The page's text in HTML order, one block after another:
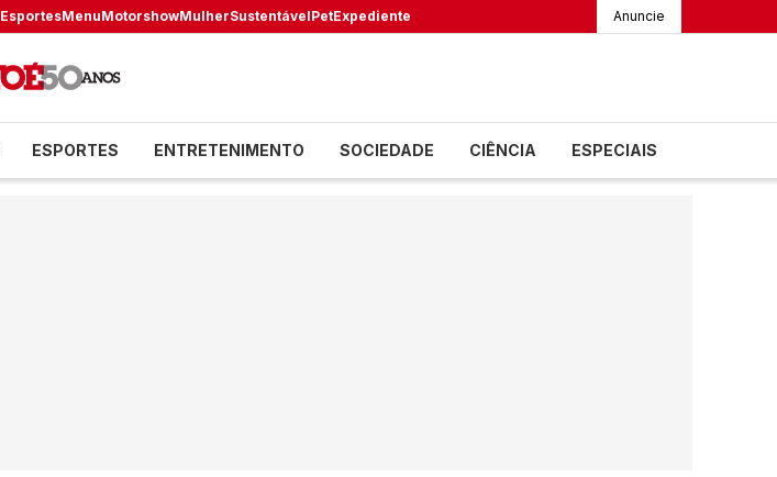
EsportesMenuMotorshowMulherSustentávelPetExpediente Anuncie
ESPORTES ENTRETENIMENTO SOCIEDADE CIÊNCIA ESPECIAIS